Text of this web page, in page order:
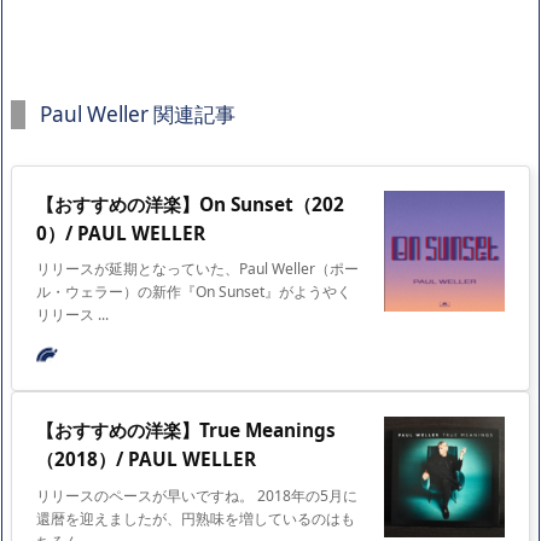
Paul Weller 関連記事
【おすすめの洋楽】On Sunset（202
0）/ PAUL WELLER
リリースが延期となっていた、Paul Weller（ポー
ル・ウェラー）の新作『On Sunset』がようやく
リリース ...
【おすすめの洋楽】True Meanings
（2018）/ PAUL WELLER
リリースのペースが早いですね。 2018年の5月に
還暦を迎えましたが、円熟味を増しているのはも